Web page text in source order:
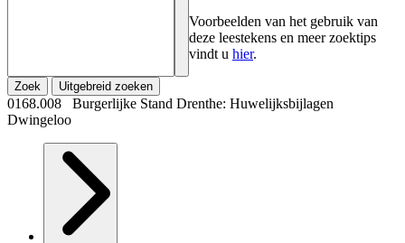
Voorbeelden van het gebruik van
deze leestekens en meer zoektips
vindt u hier.
Zoek Uitgebreid zoeken
0168.008 Burgerlijke Stand Drenthe: Huwelijksbijlagen
Dwingeloo